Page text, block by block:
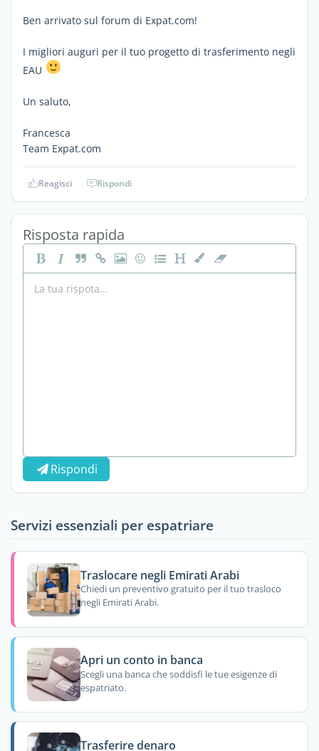
Ben arrivato sul forum di Expat.com!
I migliori auguri per il tuo progetto di trasferimento negli
EAU
Un saluto,
Francesca
Team Expat.com
Reagisci Rispondi
Risposta rapida
Rispondi
Servizi essenziali per espatriare
Traslocare negli Emirati Arabi
Chiedi un preventivo gratuito per il tuo trasloco
negli Emirati Arabi.
Apri un conto in banca
Scegli una banca che soddisfi le tue esigenze di
espatriato.
Trasferire denaro